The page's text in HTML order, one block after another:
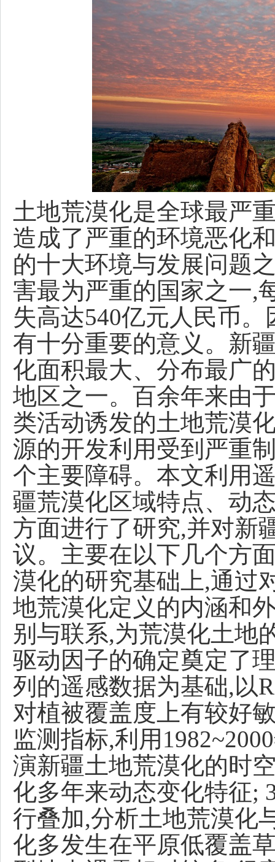
土地荒漠化是全球最严
造成了严重的环境恶化
的十大环境与发展问题
害最为严重的国家之一,
失高达540亿元人民币
有十分重要的意义。新
化面积最大、分布最广
地区之一。百余年来由
类活动诱发的土地荒漠
源的开发利用受到严重
个主要障碍。本文利用
疆荒漠化区域特点、动
方面进行了研究,并对新
议。主要在以下几个方
漠化的研究基础上,通过
地荒漠化定义的内涵和
别与联系,为荒漠化土地
驱动因子的确定奠定了
列的遥感数据为基础,以
对植被覆盖度上有较好
监测指标,利用
演新疆土地荒漠化的时
化多年来动态变化特征;
行叠加,分析土地荒漠化
化多发生在平原低覆盖